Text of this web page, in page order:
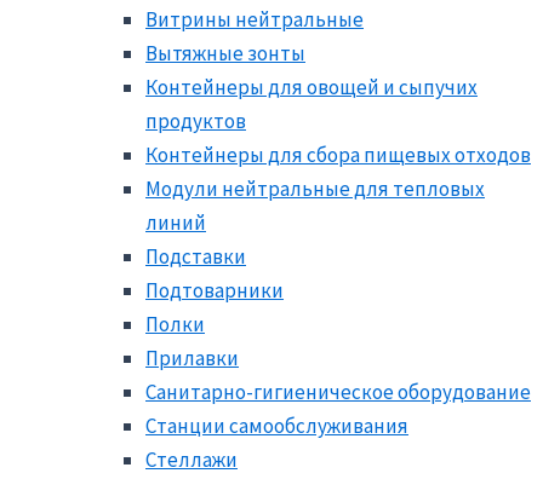
Витрины нейтральные
Вытяжные зонты
Контейнеры для овощей и сыпучих
продуктов
Контейнеры для сбора пищевых отходов
Модули нейтральные для тепловых
линий
Подставки
Подтоварники
Полки
Прилавки
Санитарно-гигиеническое оборудование
Станции самообслуживания
Стеллажи